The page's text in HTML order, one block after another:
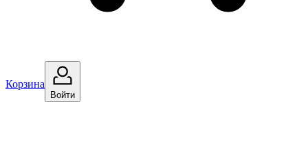
Корзина
Войти